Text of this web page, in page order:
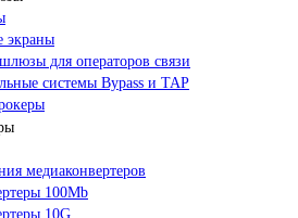
экраны
для операторов связи
системы Bypass и TAP
медиаконвертеров
100Mb
10G